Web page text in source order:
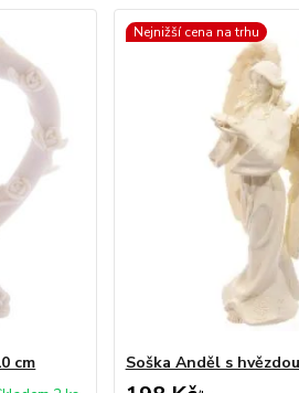
cm
Nejnižší cena na trhu
Soška Anděl s